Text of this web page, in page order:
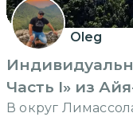
Oleg
Часть I» из
В округ